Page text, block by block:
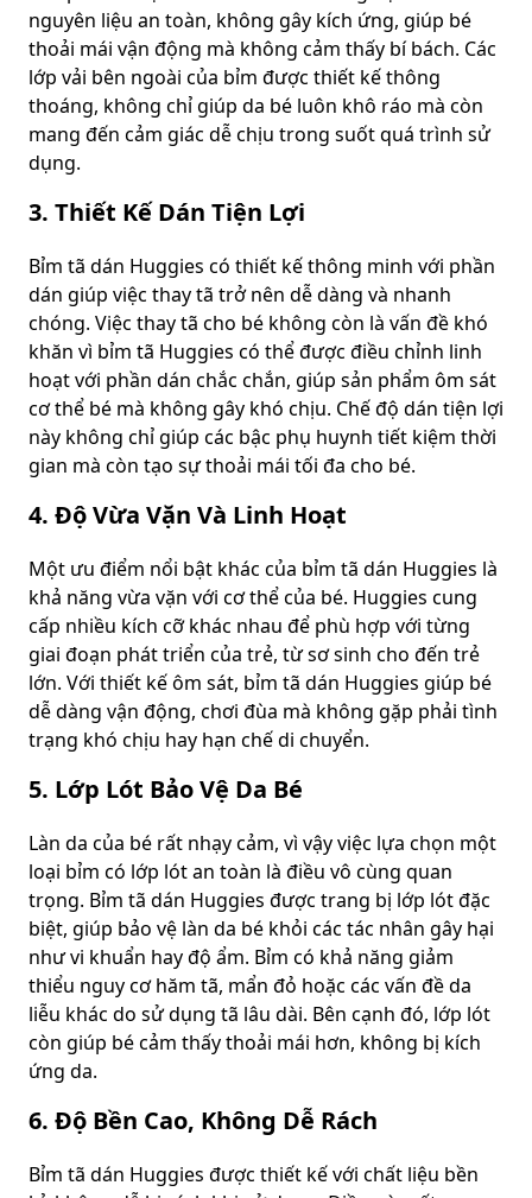
nguyên liệu an toàn, không gây kích ứng, giúp bé
thoải mái vận động mà không cảm thấy bí bách. Các
lớp vải bên ngoài của bỉm được thiết kế thông
thoáng, không chỉ giúp da bé luôn khô ráo mà còn
mang đến cảm giác dễ chịu trong suốt quá trình sử
dụng.
3. Thiết Kế Dán Tiện Lợi
Bỉm tã dán Huggies có thiết kế thông minh với phần
dán giúp việc thay tã trở nên dễ dàng và nhanh
chóng. Việc thay tã cho bé không còn là vấn đề khó
khăn vì bỉm tã Huggies có thể được điều chỉnh linh
hoạt với phần dán chắc chắn, giúp sản phẩm ôm sát
cơ thể bé mà không gây khó chịu. Chế độ dán tiện lợi
này không chỉ giúp các bậc phụ huynh tiết kiệm thời
gian mà còn tạo sự thoải mái tối đa cho bé.
4. Độ Vừa Vặn Và Linh Hoạt
Một ưu điểm nổi bật khác của bỉm tã dán Huggies là
khả năng vừa vặn với cơ thể của bé. Huggies cung
cấp nhiều kích cỡ khác nhau để phù hợp với từng
giai đoạn phát triển của trẻ, từ sơ sinh cho đến trẻ
lớn. Với thiết kế ôm sát, bỉm tã dán Huggies giúp bé
dễ dàng vận động, chơi đùa mà không gặp phải tình
trạng khó chịu hay hạn chế di chuyển.
5. Lớp Lót Bảo Vệ Da Bé
Làn da của bé rất nhạy cảm, vì vậy việc lựa chọn một
loại bỉm có lớp lót an toàn là điều vô cùng quan
trọng. Bỉm tã dán Huggies được trang bị lớp lót đặc
biệt, giúp bảo vệ làn da bé khỏi các tác nhân gây hại
như vi khuẩn hay độ ẩm. Bỉm có khả năng giảm
thiểu nguy cơ hăm tã, mẩn đỏ hoặc các vấn đề da
liễu khác do sử dụng tã lâu dài. Bên cạnh đó, lớp lót
còn giúp bé cảm thấy thoải mái hơn, không bị kích
ứng da.
6. Độ Bền Cao, Không Dễ Rách
Bỉm tã dán Huggies được thiết kế với chất liệu bền